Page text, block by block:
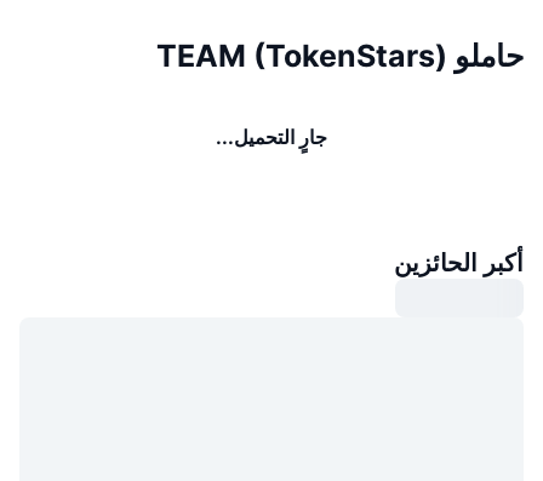
حاملو TEAM (TokenStars)
جارٍ التحميل...
أكبر الحائزين